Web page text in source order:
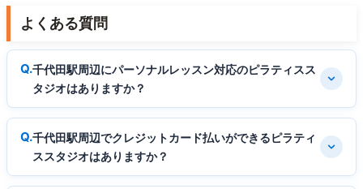
よくある質問
千代田駅周辺にパーソナルレッスン対応のピラティスス
タジオはありますか？
千代田駅周辺でクレジットカード払いができるピラティ
ススタジオはありますか？